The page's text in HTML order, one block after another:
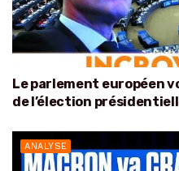
Le parlement européen
de l’élection
ANALYSE